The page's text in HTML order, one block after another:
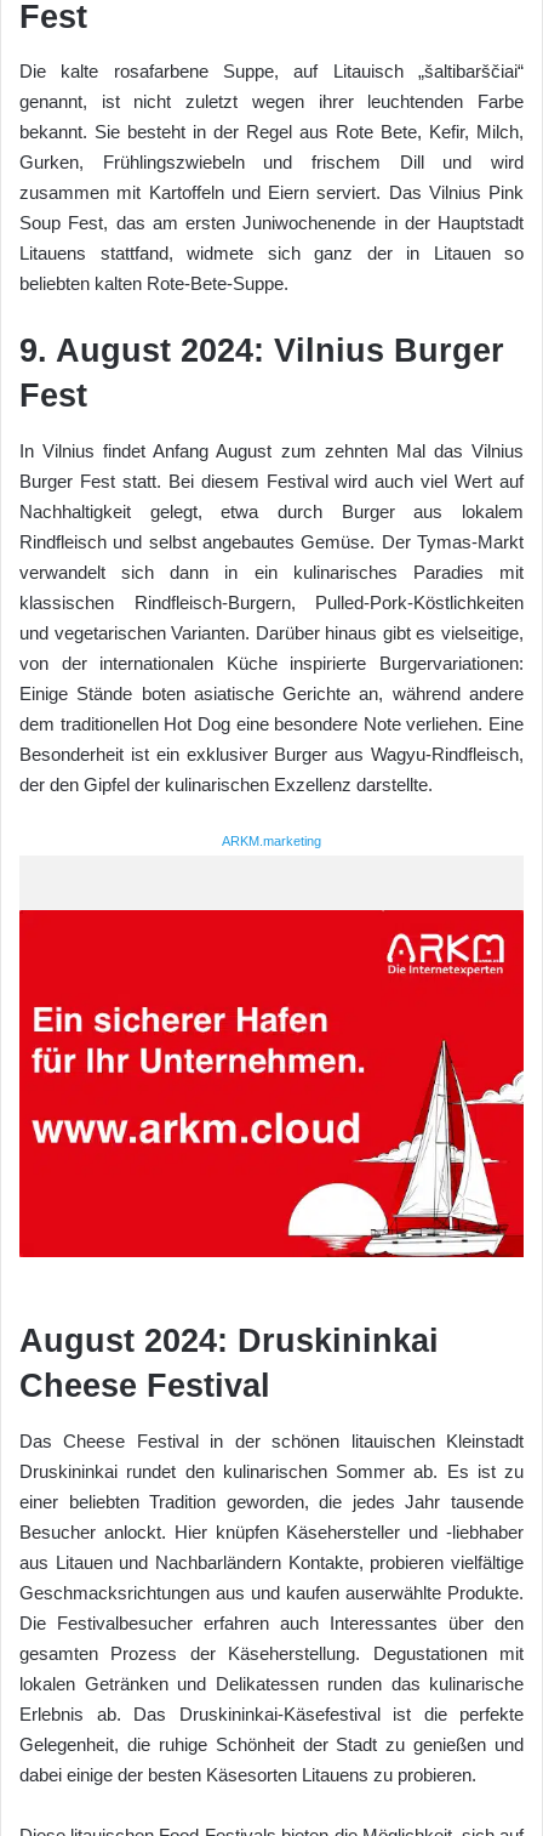
Fest
Die kalte rosafarbene Suppe, auf Litauisch „šaltibarščiai“
genannt, ist nicht zuletzt wegen ihrer leuchtenden Farbe
bekannt. Sie besteht in der Regel aus Rote Bete, Kefir, Milch,
Gurken, Frühlingszwiebeln und frischem Dill und wird
zusammen mit Kartoffeln und Eiern serviert. Das Vilnius Pink
Soup Fest, das am ersten Juniwochenende in der Hauptstadt
Litauens stattfand, widmete sich ganz der in Litauen so
beliebten kalten Rote-Bete-Suppe.
9. August 2024: Vilnius Burger
Fest
In Vilnius findet Anfang August zum zehnten Mal das Vilnius
Burger Fest statt. Bei diesem Festival wird auch viel Wert auf
Nachhaltigkeit gelegt, etwa durch Burger aus lokalem
Rindfleisch und selbst angebautes Gemüse. Der Tymas-Markt
verwandelt sich dann in ein kulinarisches Paradies mit
klassischen Rindfleisch-Burgern, Pulled-Pork-Köstlichkeiten
und vegetarischen Varianten. Darüber hinaus gibt es vielseitige,
von der internationalen Küche inspirierte Burgervariationen:
Einige Stände boten asiatische Gerichte an, während andere
dem traditionellen Hot Dog eine besondere Note verliehen. Eine
Besonderheit ist ein exklusiver Burger aus Wagyu-Rindfleisch,
der den Gipfel der kulinarischen Exzellenz darstellte.
ARKM.marketing
August 2024: Druskininkai
Cheese Festival
Das Cheese Festival in der schönen litauischen Kleinstadt
Druskininkai rundet den kulinarischen Sommer ab. Es ist zu
einer beliebten Tradition geworden, die jedes Jahr tausende
Besucher anlockt. Hier knüpfen Käsehersteller und -liebhaber
aus Litauen und Nachbarländern Kontakte, probieren vielfältige
Geschmacksrichtungen aus und kaufen auserwählte Produkte.
Die Festivalbesucher erfahren auch Interessantes über den
gesamten Prozess der Käseherstellung. Degustationen mit
lokalen Getränken und Delikatessen runden das kulinarische
Erlebnis ab. Das Druskininkai-Käsefestival ist die perfekte
Gelegenheit, die ruhige Schönheit der Stadt zu genießen und
dabei einige der besten Käsesorten Litauens zu probieren.